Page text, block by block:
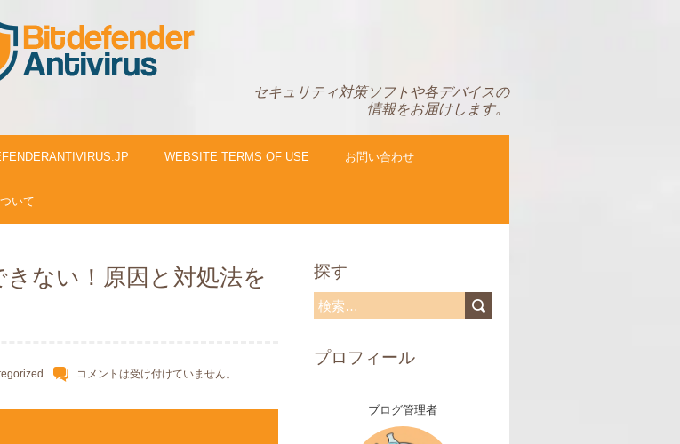
セキュリティ対策ソフトや各デバイスの
情報をお届けします。
WEBSITE TERMS OF USE お問い合わせ
いて
ない！原因と対処法を
コメントは受け付けていません。
探す
検
:プロフィール
ブログ管理者